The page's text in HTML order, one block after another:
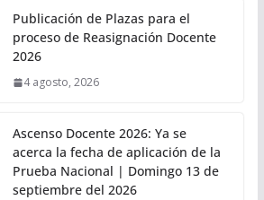
Publicación de Plazas para el
proceso de Reasignación Docente
2026
4 agosto, 2026
Ascenso Docente 2026: Ya se
acerca la fecha de aplicación de la
Prueba Nacional | Domingo 13 de
septiembre del 2026